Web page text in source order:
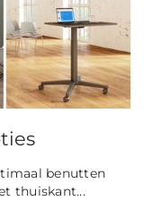
benutten
thuiskant...